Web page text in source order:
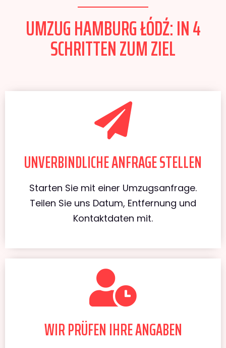
UMZUG HAMBURG ŁÓDŹ: IN 4
SCHRITTEN ZUM ZIEL
UNVERBINDLICHE ANFRAGE STELLEN
Starten Sie mit einer Umzugsanfrage.
Teilen Sie uns Datum, Entfernung und
Kontaktdaten mit.
WIR PRÜFEN IHRE ANGABEN